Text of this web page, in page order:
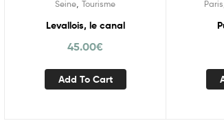
Seine Tourisme
Levallois, le canal
45.00€
Add To Cart
Paris